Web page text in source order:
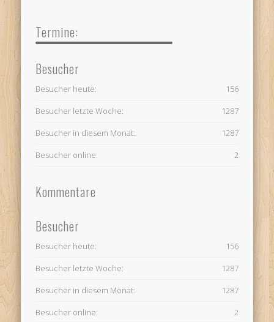
Termine:
Besucher
156
Besucher heute:
1287
Besucher letzte Woche:
1287
Besucher in diesem Monat:
2
Besucher online:
Kommentare
Besucher
156
Besucher heute:
1287
Besucher letzte Woche:
1287
Besucher in diesem Monat:
2
Besucher online: